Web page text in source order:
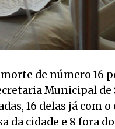
de número 16
Municipal de
16 delas já com
da cidade e 8 fora